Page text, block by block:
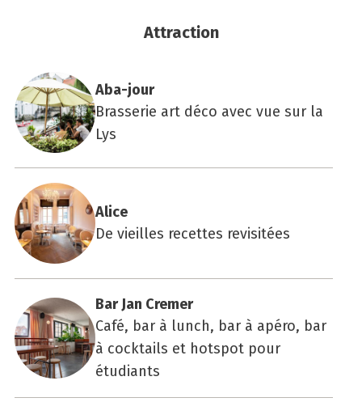
Attraction
Aba-jour
Brasserie art déco avec vue sur la
Lys
Alice
De vieilles recettes revisitées
Bar Jan Cre­mer
Café, bar à lunch, bar à apéro, bar
à cocktails et hotspot pour
étudiants